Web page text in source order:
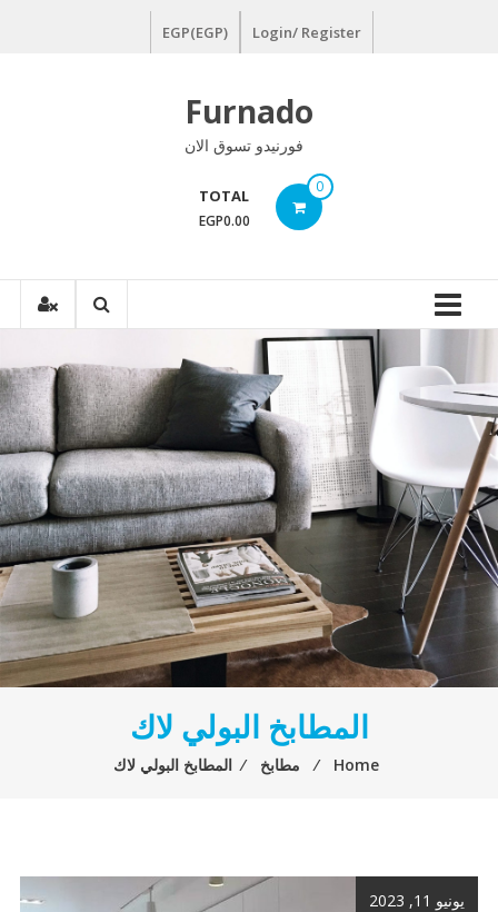
Login/ Register
EGP(EGP)
Furnado
فورنيدو تسوق الان
0
TOTAL
EGP0.00
المطابخ البولي لاك
Home
⁄ مطابخ ⁄ المطابخ البولي لاك
يونيو 11, 2023